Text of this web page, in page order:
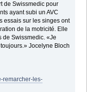
de Swissmedic pour
ayant subi un AVC
essais sur les singes ont
de la motricité. Elle
de Swissmedic. «Je
Jocelyne Bloch
remarcher-les-